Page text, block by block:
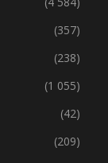
(1 512)
(4 584)
(357)
(238)
(1 055)
(42)